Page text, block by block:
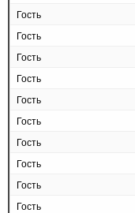
Гость
Гость
Гость
Гость
Гость
Гость
Гость
Гость
Гость
Гость